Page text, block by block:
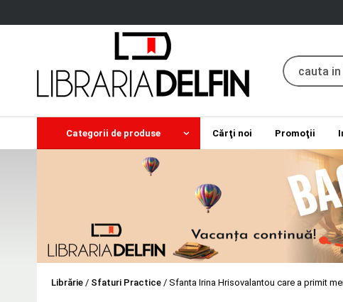
Categorii de produse Cărţi noi Promoţii
Librărie / Sfaturi Practice / Sfanta Irina Hrisovalantou care a primit